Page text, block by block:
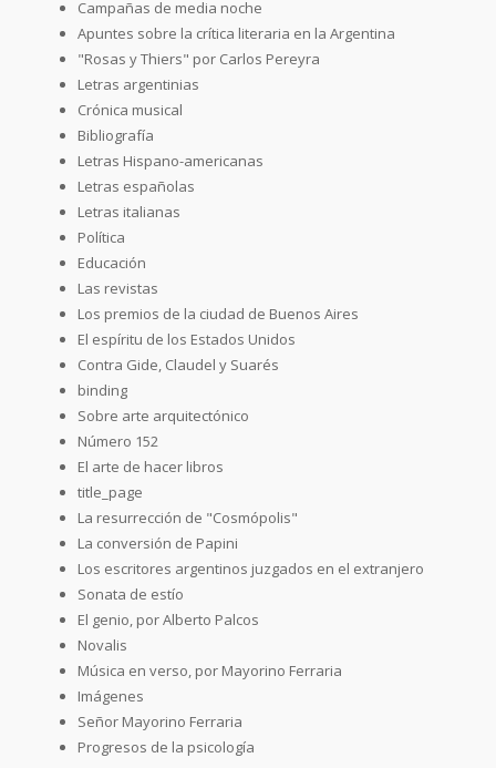
Campañas de media noche
Apuntes sobre la crítica literaria en la Argentina
"Rosas y Thiers" por Carlos Pereyra
Letras argentinias
Crónica musical
Bibliografía
Letras Hispano-americanas
Letras españolas
Letras italianas
Política
Educación
Las revistas
Los premios de la ciudad de Buenos Aires
El espíritu de los Estados Unidos
Contra Gide, Claudel y Suarés
binding
Sobre arte arquitectónico
Número 152
El arte de hacer libros
title_page
La resurrección de "Cosmópolis"
La conversión de Papini
Los escritores argentinos juzgados en el extranjero
Sonata de estío
El genio, por Alberto Palcos
Novalis
Música en verso, por Mayorino Ferraria
Imágenes
Señor Mayorino Ferraria
Progresos de la psicología